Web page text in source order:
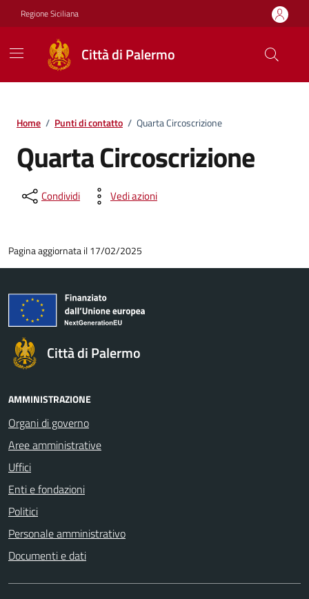
Vai ai contenuti
Vai al footer
Regione Siciliana
Città di Palermo
Home / Punti di contatto / Quarta Circoscrizione
Quarta Circoscrizione
Condividi Vedi azioni
Pagina aggiornata il 17/02/2025
Città di Palermo
AMMINISTRAZIONE
Organi di governo
Aree amministrative
Uffici
Enti e fondazioni
Politici
Personale amministrativo
Documenti e dati